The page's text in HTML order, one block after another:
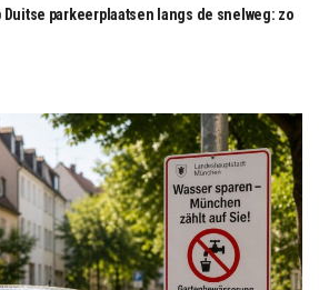
Duitse parkeerplaatsen langs de snelweg: zo